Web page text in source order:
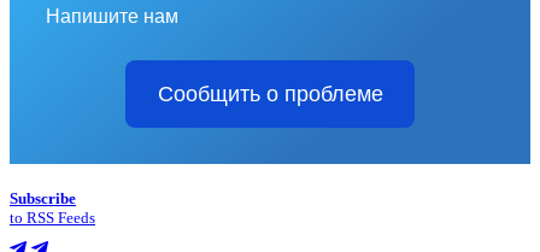
Напишите нам
Сообщить о проблеме
Subscribe
to RSS Feeds